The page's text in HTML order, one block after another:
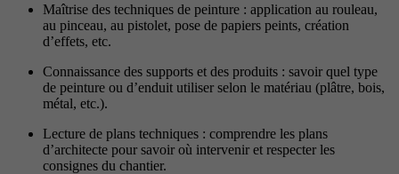
Maîtrise des techniques de peinture : application au rouleau,
au pinceau, au pistolet, pose de papiers peints, création
d’effets, etc.
Connaissance des supports et des produits : savoir quel type
de peinture ou d’enduit utiliser selon le matériau (plâtre, bois,
métal, etc.).
Lecture de plans techniques : comprendre les plans
d’architecte pour savoir où intervenir et respecter les
consignes du chantier.